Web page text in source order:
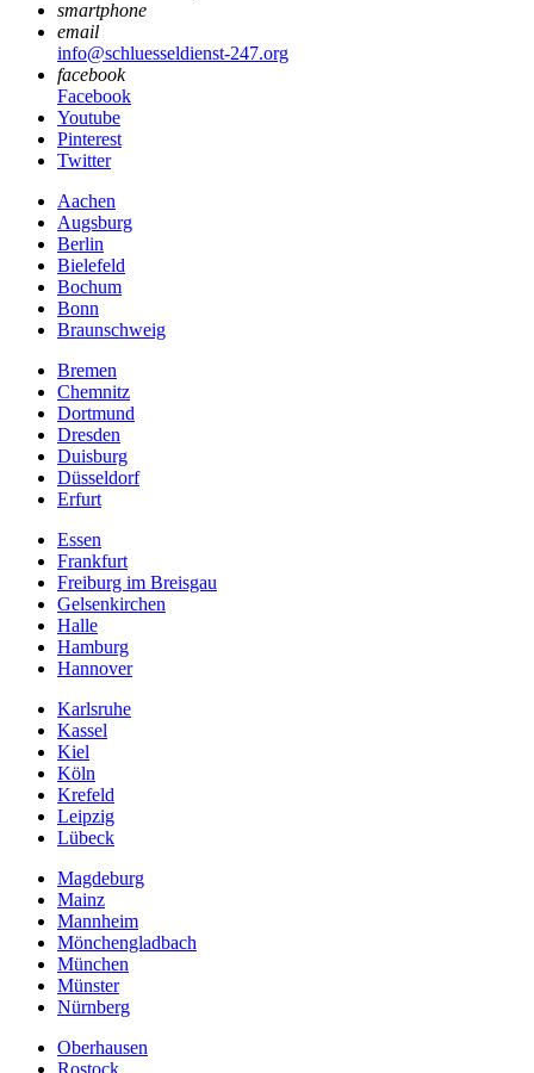
smartphone
email
info@schluesseldienst-247.org
facebook
Facebook
Youtube
Pinterest
Twitter
Aachen
Augsburg
Berlin
Bielefeld
Bochum
Bonn
Braunschweig
Bremen
Chemnitz
Dortmund
Dresden
Duisburg
Düsseldorf
Erfurt
Essen
Frankfurt
Freiburg im Breisgau
Gelsenkirchen
Halle
Hamburg
Hannover
Karlsruhe
Kassel
Kiel
Köln
Krefeld
Leipzig
Lübeck
Magdeburg
Mainz
Mannheim
Mönchengladbach
München
Münster
Nürnberg
Oberhausen